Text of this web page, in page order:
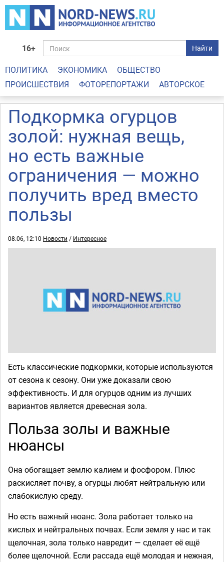
16+ Найти
ПОЛИТИКА ЭКОНОМИКА
ОБЩЕСТВО
ПРОИСШЕСТВИЯ
ФОТОРЕПОРТАЖИ АВТОРСКОЕ
Подкормка огурцов
золой: нужная вещь,
но есть важные
ограничения — можно
получить вред вместо
пользы
08.06, 12:10 Новости / Интересное
Есть классические подкормки, которые используются
от сезона к сезону. Они уже доказали свою
эффективность. И для огурцов одним из лучших
вариантов является древесная зола.
Польза золы и важные
нюансы
Она обогащает землю калием и фосфором. Плюс
раскисляет почву, а огурцы любят нейтральную или
слабокислую среду.
Но есть важный нюанс. Зола работает только на
кислых и нейтральных почвах. Если земля у нас и так
щелочная, зола только навредит — сделает её ещё
более щелочной. Если рассада ещё молодая и нежная,